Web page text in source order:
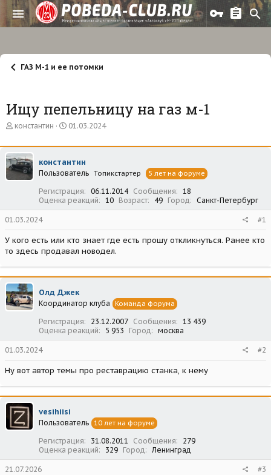
ГАЗ М-1 и ее потомки
Ищу пепельницу на газ м-1
А
т
о
р
т
константин
Д
т
н
а
а
л
а
01.03.2024
константин
Пользователь Топикстартер 5 лет на форуме
Регистрация 06.11.2014 Сообщения
18
Оценка реакций
10 Возраст 49 Город Санкт-Петербург
01.03.2024 #1
У кого есть или кто знает где есть прошу откликнуться. Ранее кто
то здесь продавал новодел.
Олд Джек
Координатор клуба Команда форума
Регистрация 23.12.2007 Сообщения
13 439
Оценка реакций
5 953 Город москва
01.03.2024 #2
Ну вот автор темы про реставрацию станка, к нему
vesihiisi
Пользователь 10 лет на форуме
Регистрация 31.08.2011 Сообщения
279
Оценка реакций
329 Город Ленинград
21.07.2026 #3